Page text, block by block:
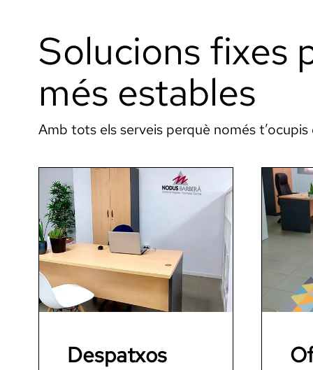
Solucions fixes
més estables
Amb tots els serveis perquè només
Despatxos